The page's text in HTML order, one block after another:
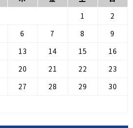
1
2
6 7 8
9
13 14 15
16
20 21 22
23
27 28 29
30